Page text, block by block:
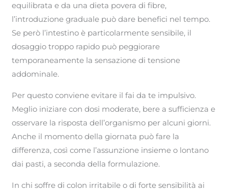
equilibrata e da una dieta povera di fibre,
l’introduzione graduale può dare benefici nel tempo.
Se però l’intestino è particolarmente sensibile, il
dosaggio troppo rapido può peggiorare
temporaneamente la sensazione di tensione
addominale.
Per questo conviene evitare il fai da te impulsivo.
Meglio iniziare con dosi moderate, bere a sufficienza e
osservare la risposta dell’organismo per alcuni giorni.
Anche il momento della giornata può fare la
differenza, così come l’assunzione insieme o lontano
dai pasti, a seconda della formulazione.
In chi soffre di colon irritabile o di forte sensibilità ai